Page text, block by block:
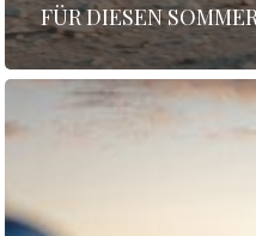
FÜR DIESEN